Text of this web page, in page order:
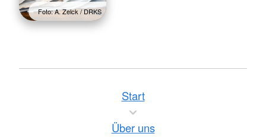
Foto: A. Zelck / DRKS
Start
Über uns